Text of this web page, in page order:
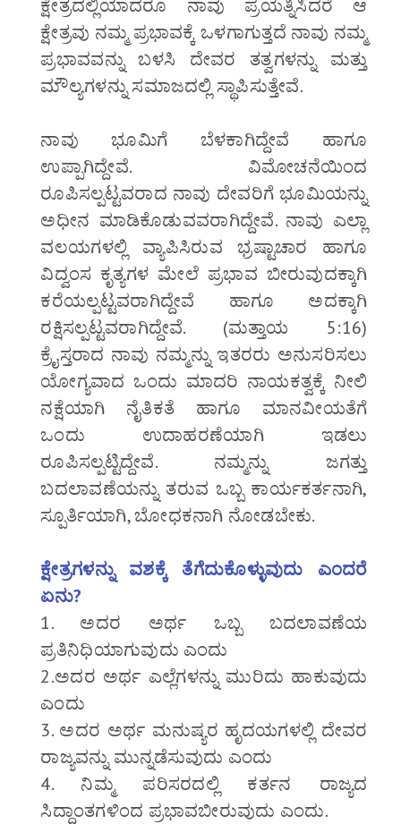
ಕ್ಷೇತ್ರದಲ್ಲಿಯಾದರೂ ನಾವು ಪ್ರಯತ್ನಿಸಿದರೆ ಆ
ಕ್ಷೇತ್ರವು ನಮ್ಮ ಪ್ರಭಾವಕ್ಕೆ ಒಳಗಾಗುತ್ತದೆ ನಾವು ನಮ್ಮ
ಪ್ರಭಾವವನ್ನು ಬಳಸಿ ದೇವರ ತತ್ವಗಳನ್ನು ಮತ್ತು
ಮೌಲ್ಯಗಳನ್ನು ಸಮಾಜದಲ್ಲಿ ಸ್ಥಾಪಿಸುತ್ತೇವೆ.
ನಾವು ಭೂಮಿಗೆ ಬೆಳಕಾಗಿದ್ದೇವೆ ಹಾಗೂ
ಉಪ್ಪಾಗಿದ್ದೇವೆ. ವಿಮೋಚನೆಯಿಂದ
ರೂಪಿಸಲ್ಪಟ್ಟವರಾದ ನಾವು ದೇವರಿಗೆ ಭೂಮಿಯನ್ನು
ಅಧೀನ ಮಾಡಿಕೊಡುವವರಾಗಿದ್ದೇವೆ. ನಾವು ಎಲ್ಲಾ
ವಲಯಗಳಲ್ಲಿ ವ್ಯಾಪಿಸಿರುವ ಭ್ರಷ್ಟಾಚಾರ ಹಾಗೂ
ವಿದ್ವಂಸ ಕೃತ್ಯಗಳ ಮೇಲೆ ಪ್ರಭಾವ ಬೀರುವುದಕ್ಕಾಗಿ
ಕರೆಯಲ್ಪಟ್ಟವರಾಗಿದ್ದೇವೆ ಹಾಗೂ ಅದಕ್ಕಾಗಿ
ರಕ್ಷಿಸಲ್ಪಟ್ಟವರಾಗಿದ್ದೇವೆ. (ಮತ್ತಾಯ 5:16)
ಕ್ರೈಸ್ತರಾದ ನಾವು ನಮ್ಮನ್ನು ಇತರರು ಅನುಸರಿಸಲು
ಯೋಗ್ಯವಾದ ಒಂದು ಮಾದರಿ ನಾಯಕತ್ವಕ್ಕೆ ನೀಲಿ
ನಕ್ಷೆಯಾಗಿ ನೈತಿಕತೆ ಹಾಗೂ ಮಾನವೀಯತೆಗೆ
ಒಂದು ಉದಾಹರಣೆಯಾಗಿ ಇಡಲು
ರೂಪಿಸಲ್ಪಟ್ಟಿದ್ದೇವೆ. ನಮ್ಮನ್ನು ಜಗತ್ತು
ಬದಲಾವಣೆಯನ್ನು ತರುವ ಒಬ್ಬ ಕಾರ್ಯಕರ್ತನಾಗಿ,
ಸ್ಪೂರ್ತಿಯಾಗಿ, ಬೋಧಕನಾಗಿ ನೋಡಬೇಕು.
ಕ್ಷೇತ್ರಗಳನ್ನು ವಶಕ್ಕೆ ತೆಗೆದುಕೊಳ್ಳುವುದು ಎಂದರೆ
ಏನು?
1. ಅದರ ಅರ್ಥ ಒಬ್ಬ ಬದಲಾವಣೆಯ
ಪ್ರತಿನಿಧಿಯಾಗುವುದು ಎಂದು
2.ಅದರ ಅರ್ಥ ಎಲ್ಲೆಗಳನ್ನು ಮುರಿದು ಹಾಕುವುದು
ಎಂದು
3. ಅದರ ಅರ್ಥ ಮನುಷ್ಯರ ಹೃದಯಗಳಲ್ಲಿ ದೇವರ
ರಾಜ್ಯವನ್ನು ಮುನ್ನಡೆಸುವುದು ಎಂದು
4. ನಿಮ್ಮ ಪರಿಸರದಲ್ಲಿ ಕರ್ತನ ರಾಜ್ಯದ
ಸಿದ್ಧಾಂತಗಳಿಂದ ಪ್ರಭಾವಬೀರುವುದು ಎಂದು.